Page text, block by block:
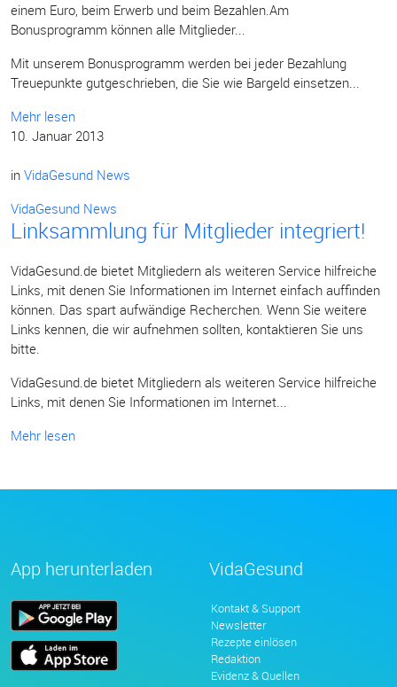
einem Euro, beim Erwerb und beim Bezahlen.Am
Bonusprogramm können alle Mitglieder...
Mit unserem Bonusprogramm werden bei jeder Bezahlung
Treuepunkte gutgeschrieben, die Sie wie Bargeld einsetzen...
Mehr lesen
10. Januar 2013
in VidaGesund News
VidaGesund News
Linksammlung für Mitglieder integriert!
VidaGesund.de bietet Mitgliedern als weiteren Service hilfreiche
Links, mit denen Sie Informationen im Internet einfach auffinden
können. Das spart aufwändige Recherchen. Wenn Sie weitere
Links kennen, die wir aufnehmen sollten, kontaktieren Sie uns
bitte.
VidaGesund.de bietet Mitgliedern als weiteren Service hilfreiche
Links, mit denen Sie Informationen im Internet...
Mehr lesen
App herunterladen VidaGesund
Kontakt & Support
Newsletter
Rezepte einlösen
Redaktion
Evidenz & Quellen